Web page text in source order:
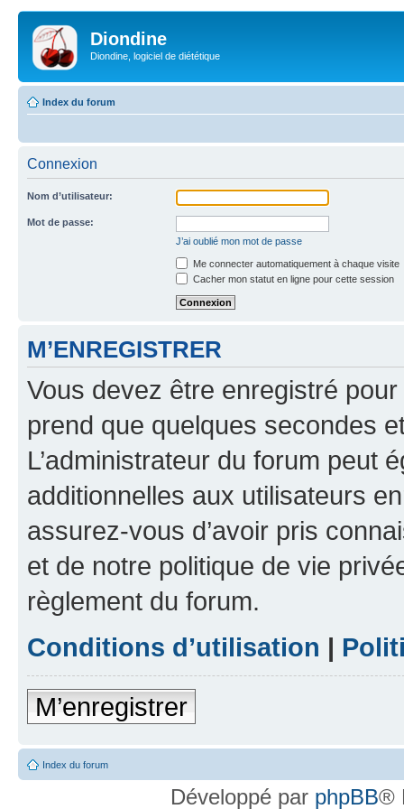
Diondine
Diondine, logiciel de diététique
Index du forum
Connexion
Nom d’utilisateur:
Mot de passe:
J’ai oublié mon mot de passe
Me connecter automatiquement à chaque visite
Cacher mon statut en ligne pour cette session
M’ENREGISTRER
Vous devez être enregistré
prend que quelques secondes
L’administrateur du forum peut
additionnelles aux utilisateurs
assurez-vous d’avoir pris
et de notre politique de vie
règlement du forum.
Conditions d’utilisation |
M’enregistrer
Index du forum
Développé par phpBB®